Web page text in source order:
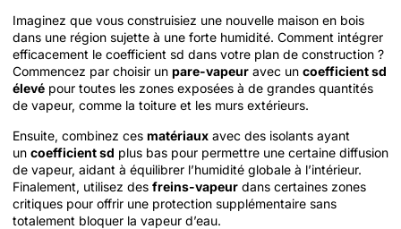
Imaginez que vous construisiez une nouvelle maison en bois
dans une région sujette à une forte humidité. Comment intégrer
efficacement le coefficient sd dans votre plan de construction ?
Commencez par choisir un pare-vapeur avec un coefficient sd
élevé pour toutes les zones exposées à de grandes quantités
de vapeur, comme la toiture et les murs extérieurs.
Ensuite, combinez ces matériaux avec des isolants ayant
un coefficient sd plus bas pour permettre une certaine diffusion
de vapeur, aidant à équilibrer l’humidité globale à l’intérieur.
Finalement, utilisez des freins-vapeur dans certaines zones
critiques pour offrir une protection supplémentaire sans
totalement bloquer la vapeur d’eau.